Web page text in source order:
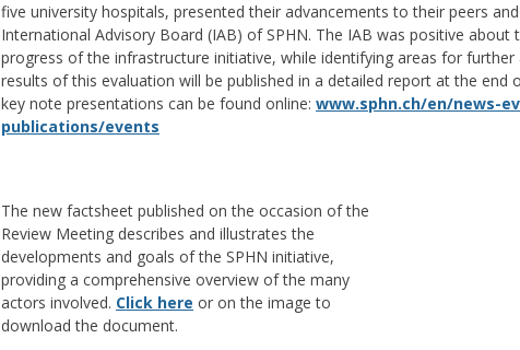
five university hospitals, presented their advancements to their peers
International Advisory Board (IAB) of SPHN. The IAB was positive about
progress of the infrastructure initiative, while identifying areas for further
results of this evaluation will be published in a detailed report at the end
key note presentations can be found online: www.sphn.ch/en/news-
publications/events
The new factsheet published on the occasion of the
Review Meeting describes and illustrates the
developments and goals of the SPHN initiative,
providing a comprehensive overview of the many
actors involved. Click here or on the image to
download the document.